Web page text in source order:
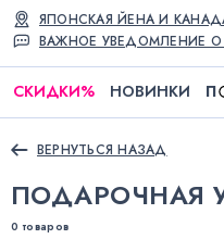
ВАЖНОЕ УВЕДОМЛЕНИЕ О
ЯПОНСКАЯ ЙЕНА И
СКИДКИ% НОВИНКИ П
ВЕРНУТЬСЯ НАЗАД
ПОДАРОЧНАЯ
0 товаров